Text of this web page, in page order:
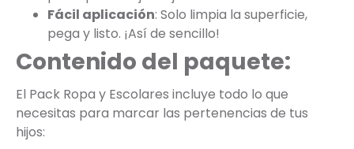
Fácil aplicación: Solo limpia la superficie,
pega y listo. ¡Así de sencillo!
Contenido del paquete:
El Pack Ropa y Escolares incluye todo lo que
necesitas para marcar las pertenencias de tus
hijos: